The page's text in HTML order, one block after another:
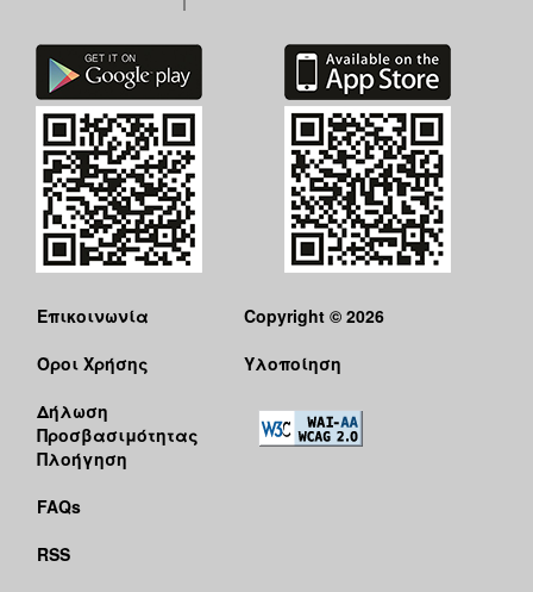
Επικοινωνία
Όροι Χρήσης
Δήλωση
Προσβασιμότητας
Πλοήγηση
FAQs
RSS
Copyright © 2026
Υλοποίηση